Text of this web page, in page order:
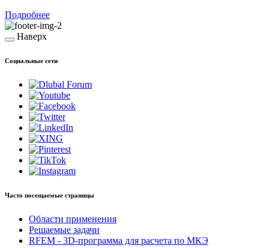
Подробнее
Наверх
Социальные сети
Часто посещаемые страницы
Области применения
Решаемые задачи
RFEM - 3D-программа для расчета по МКЭ